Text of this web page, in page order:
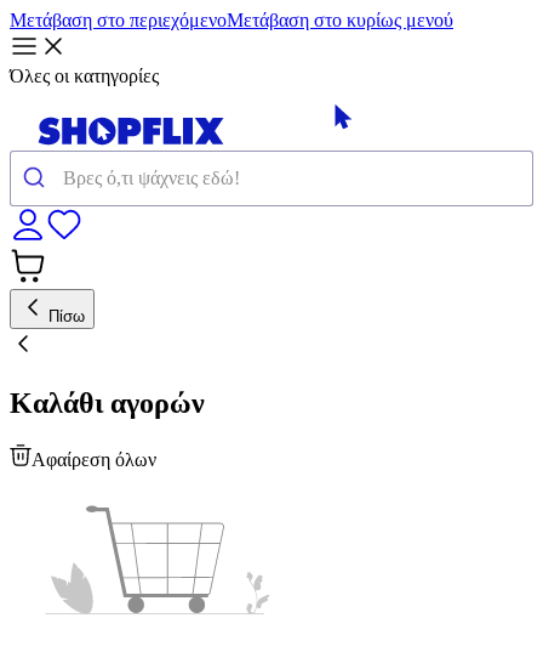
Μετάβαση στο περιεχόμενοΜετάβαση στο κυρίως μενού
Όλες οι κατηγορίες
Πίσω
Καλάθι αγορών
Αφαίρεση όλων